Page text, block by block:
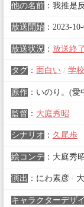
他の名前： 我推是
放送開始： 2023-
放送状況 ： 放送終了
タグ： 面白い / 学校
原作： いのり。(愛
監督 ： 大庭秀昭
シナリオ ： 久尾歩
絵コンテ ： 大庭秀
演出 ： にわ素彦 /
キャラクターデザ